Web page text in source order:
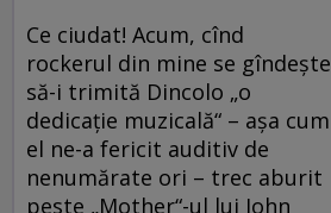
Ce ciudat! Acum, cînd
rockerul din mine se gîndeşte
să-i trimită Dincolo „o
dedicaţie muzicală“ – aşa cum
el ne-a fericit auditiv de
nenumărate ori – trec aburit
peste „Mother“-ul lui John